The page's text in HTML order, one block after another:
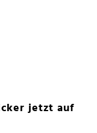
jetzt auf